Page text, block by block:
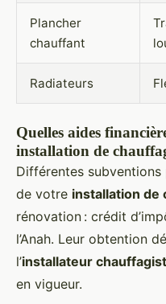
Plancher
chauffant
Radiateurs
Quelles aides
installation de
Différentes
de votre installation de
rénovation : crédit
l’Anah. Leur obtention
l’installateur
en vigueur.